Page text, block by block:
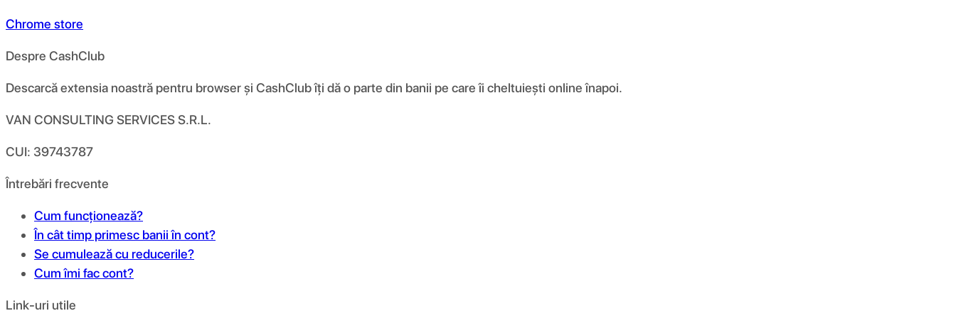
Chrome store
Despre CashClub
Descarcă extensia noastră pentru browser și CashClub îți dă o parte din banii pe care îi cheltuiești online înapoi.
VAN CONSULTING SERVICES S.R.L.
CUI: 39743787
Întrebări frecvente
Cum funcționează?
În cât timp primesc banii în cont?
Se cumulează cu reducerile?
Cum îmi fac cont?
Link-uri utile